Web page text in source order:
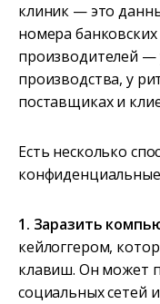
клиник — это
номера банковских
производителей —
производства, у
поставщиках и
Есть несколько
1. Заразить
кейлоггером,
клавиш. Он может
социальных сетей